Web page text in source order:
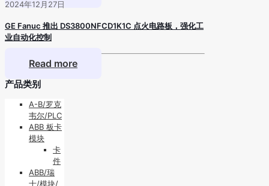
2024年12月27日
GE Fanuc 推出 DS3800NFCD1K1C 点火电路板，强化工
业自动化控制
Read more
产品类别
A-B/罗克
韦尔/PLC
ABB 板卡
模块
卡
件
ABB/瑞
士/模块/